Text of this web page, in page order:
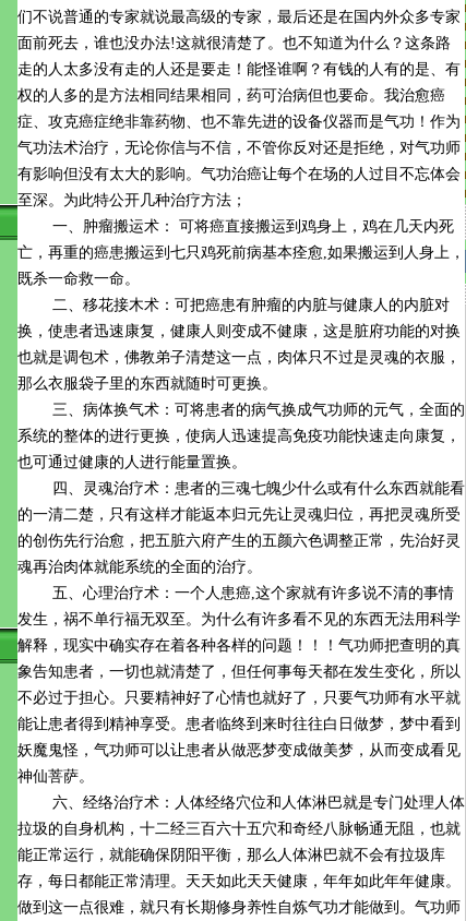
们不说普通的专家就说最高级的专家，最后还是在国内外众多专家
面前死去，谁也没办法!这就很清楚了。也不知道为什么？这条路
走的人太多没有走的人还是要走！能怪谁啊？有钱的人有的是、有
权的人多的是方法相同结果相同，药可治病但也要命。我治愈癌
症、攻克癌症绝非靠药物、也不靠先进的设备仪器而是气功！作为
气功法术治疗，无论你信与不信，不管你反对还是拒绝，对气功师
有影响但没有太大的影响。气功治癌让每个在场的人过目不忘体会
至深。为此特公开几种治疗方法；
一、肿瘤搬运术： 可将癌直接搬运到鸡身上，鸡在几天内死
亡，再重的癌患搬运到七只鸡死前病基本痊愈,如果搬运到人身上，
既杀一命救一命。
二、移花接木术：可把癌患有肿瘤的内脏与健康人的内脏对
换，使患者迅速康复，健康人则变成不健康，这是脏府功能的对换
也就是调包术，佛教弟子清楚这一点，肉体只不过是灵魂的衣服，
那么衣服袋子里的东西就随时可更换。
三、病体换气术：可将患者的病气换成气功师的元气，全面的
系统的整体的进行更换，使病人迅速提高免疫功能快速走向康复，
也可通过健康的人进行能量置换。
四、灵魂治疗术：患者的三魂七魄少什么或有什么东西就能看
的一清二楚，只有这样才能返本归元先让灵魂归位，再把灵魂所受
的创伤先行治愈，把五脏六府产生的五颜六色调整正常，先治好灵
魂再治肉体就能系统的全面的治疗。
五、心理治疗术：一个人患癌,这个家就有许多说不清的事情
发生，祸不单行福无双至。为什么有许多看不见的东西无法用科学
解释，现实中确实存在着各种各样的问题！！！气功师把查明的真
象告知患者，一切也就清楚了，但任何事每天都在发生变化，所以
不必过于担心。只要精神好了心情也就好了，只要气功师有水平就
能让患者得到精神享受。患者临终到来时往往白日做梦，梦中看到
妖魔鬼怪，气功师可以让患者从做恶梦变成做美梦，从而变成看见
神仙菩萨。
六、经络治疗术：人体经络穴位和人体淋巴就是专门处理人体
拉圾的自身机构，十二经三百六十五穴和奇经八脉畅通无阻，也就
能正常运行，就能确保阴阳平衡，那么人体淋巴就不会有拉圾库
存，每日都能正常清理。天天如此天天健康，年年如此年年健康。
做到这一点很难，就只有长期修身养性自炼气功才能做到。气功师